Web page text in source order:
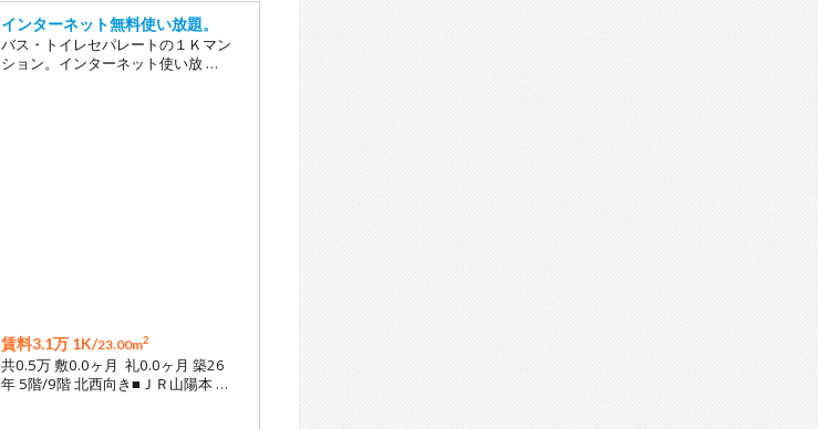
インターネット無料使い放題。
バス・トイレセパレートの１Ｋマン
ション。インターネット使い放 …
賃料3.1万 1K/23.00m2
共0.5万 敷0.0ヶ月 礼0.0ヶ月 築26
年 5階/9階 北西向き■ＪＲ山陽本 …